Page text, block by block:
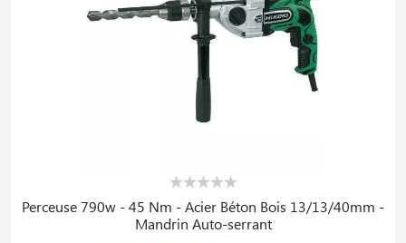
Perceuse 790w - 45 Nm - Acier Béton Bois 13/13/40mm -
Mandrin Auto-serrant